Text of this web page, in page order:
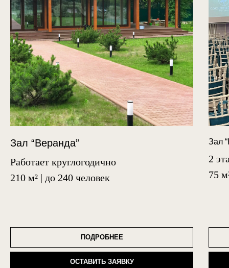
Зал “Веранда”
Работает круглогодично
210 м² | до 240 человек
ПОДРОБНЕЕ
ОСТАВИТЬ ЗАЯВКУ
Зал
2
75